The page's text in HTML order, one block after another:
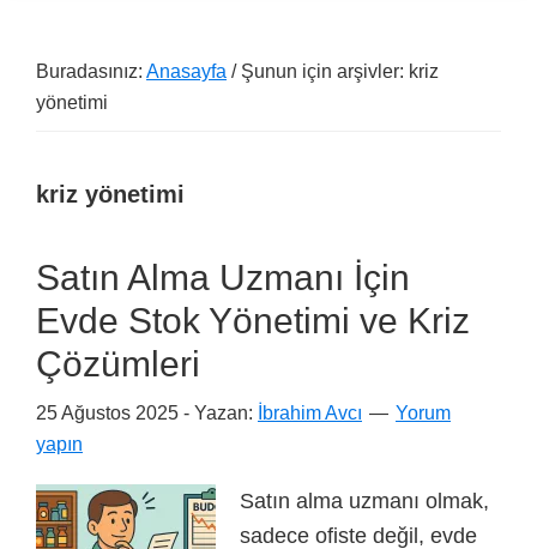
Buradasınız: Anasayfa / Şunun için arşivler: kriz
yönetimi
kriz yönetimi
Satın Alma Uzmanı İçin
Evde Stok Yönetimi ve Kriz
Çözümleri
25 Ağustos 2025 - Yazan: İbrahim Avcı
Yorum
yapın
Satın alma uzmanı olmak,
sadece ofiste değil, evde